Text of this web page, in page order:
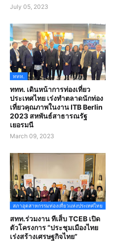
July 05, 2023
ททท.
ททท. เดินหน้าการท่องเที่ยว
ประเทศไทย เร่งทำตลาดนักท่อง
เที่ยวคุณภาพในงาน ITB Berlin
2023 สหพันธ์สาธารณรัฐ
เยอรมนี
March 09, 2023
สภาอุตสาหกรรมท่องเที่ยวแห่งประเทศไทย
สทท.ร่วมงาน ทีเส็บ TCEB เปิด
ตัวโครงการ “ประชุมเมืองไทย
เร่งสร้างเศรษฐกิจไทย”